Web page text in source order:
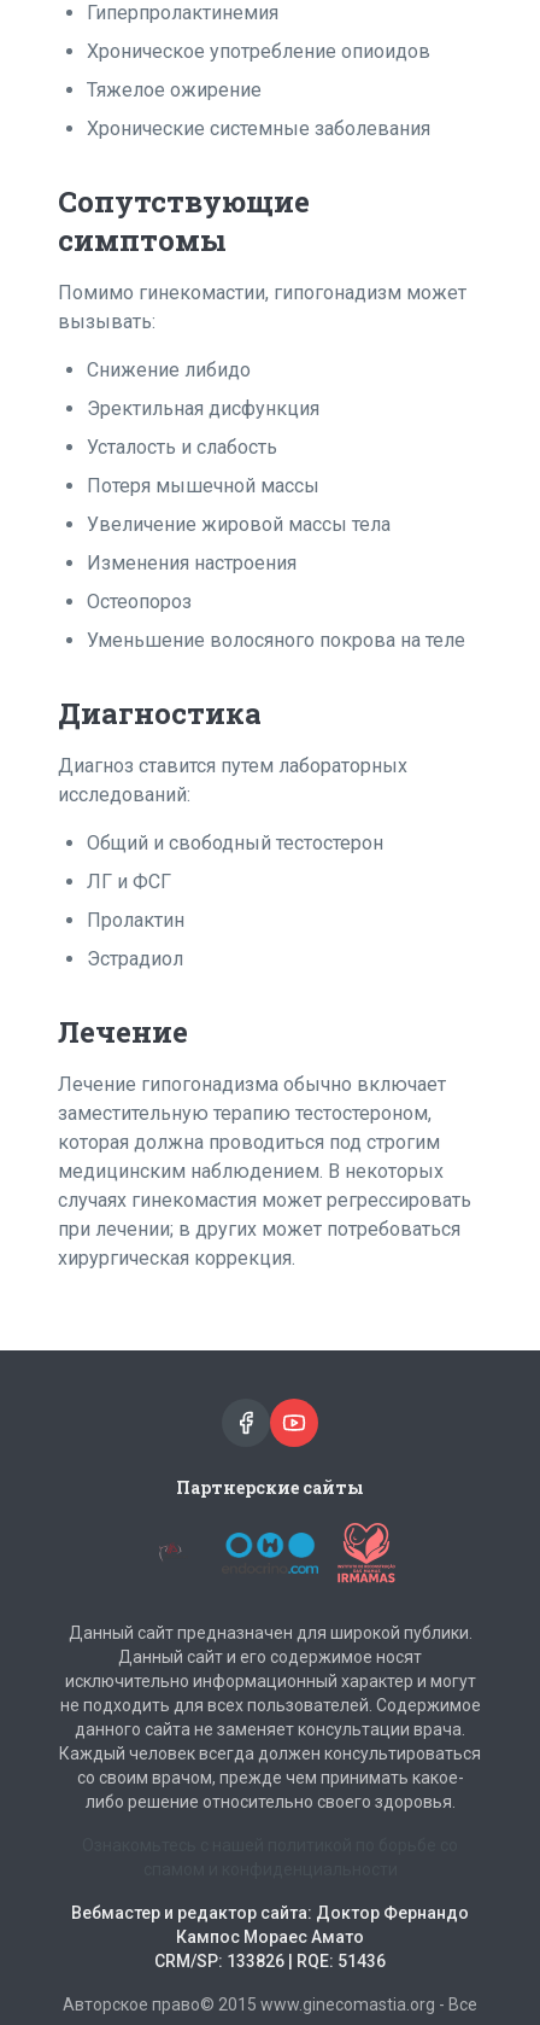
Гиперпролактинемия
Хроническое употребление опиоидов
Тяжелое ожирение
Хронические системные заболевания
Сопутствующие
симптомы
Помимо гинекомастии, гипогонадизм может
вызывать:
Снижение либидо
Эректильная дисфункция
Усталость и слабость
Потеря мышечной массы
Увеличение жировой массы тела
Изменения настроения
Остеопороз
Уменьшение волосяного покрова на теле
Диагностика
Диагноз ставится путем лабораторных
исследований:
Общий и свободный тестостерон
ЛГ и ФСГ
Пролактин
Эстрадиол
Лечение
Лечение гипогонадизма обычно включает
заместительную терапию тестостероном,
которая должна проводиться под строгим
медицинским наблюдением. В некоторых
случаях гинекомастия может регрессировать
при лечении; в других может потребоваться
хирургическая коррекция.
Партнерские сайты
Данный сайт предназначен для широкой публики.
Данный сайт и его содержимое носят
исключительно информационный характер и могут
не подходить для всех пользователей. Содержимое
данного сайта не заменяет консультации врача.
Каждый человек всегда должен консультироваться
со своим врачом, прежде чем принимать какое-
либо решение относительно своего здоровья.
Вебмастер и редактор сайта: Доктор Фернандо
Кампос Мораес Амато
CRM/SP: 133826 | RQE: 51436
Авторское право© 2015 www.ginecomastia.org - Все